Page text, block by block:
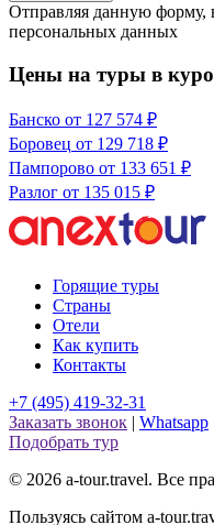
Отправляя данную форму,
персональных данных
Цены на туры в
Банско от 127 574 ₽
Боровец от 129 718 ₽
Пампорово от 133 651 ₽
Разлог от 135 015 ₽
Горящие туры
Страны
Отели
Как купить
Контакты
+7 (495) 419-32-31
Заказать звонок | Whatsapp
Подобрать тур
© 2026 a-tour.travel. Все
Пользуясь сайтом a-